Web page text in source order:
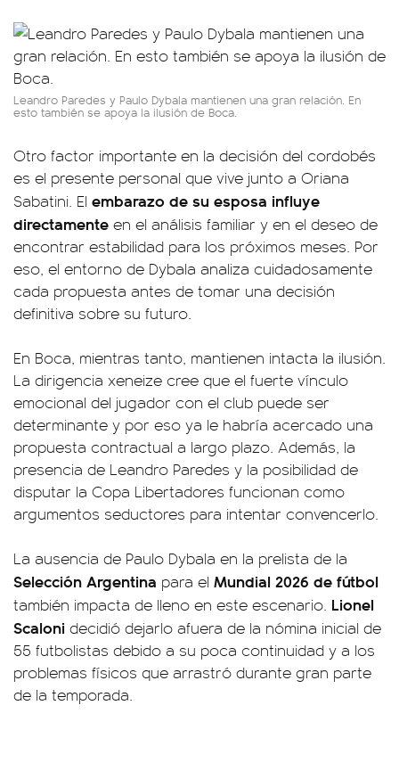
Leandro Paredes y Paulo Dybala mantienen una gran relación. En
esto también se apoya la ilusión de Boca.
Otro factor importante en la decisión del cordobés
es el presente personal que vive junto a Oriana
Sabatini. El embarazo de su esposa influye
directamente en el análisis familiar y en el deseo de
encontrar estabilidad para los próximos meses. Por
eso, el entorno de Dybala analiza cuidadosamente
cada propuesta antes de tomar una decisión
definitiva sobre su futuro.
En Boca, mientras tanto, mantienen intacta la ilusión.
La dirigencia xeneize cree que el fuerte vínculo
emocional del jugador con el club puede ser
determinante y por eso ya le habría acercado una
propuesta contractual a largo plazo. Además, la
presencia de Leandro Paredes y la posibilidad de
disputar la Copa Libertadores funcionan como
argumentos seductores para intentar convencerlo.
La ausencia de Paulo Dybala en la prelista de la
Selección Argentina para el Mundial 2026 de fútbol
también impacta de lleno en este escenario. Lionel
Scaloni decidió dejarlo afuera de la nómina inicial de
55 futbolistas debido a su poca continuidad y a los
problemas físicos que arrastró durante gran parte
de la temporada.